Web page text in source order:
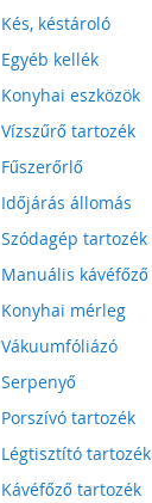
Kés, késtároló
Egyéb kellék
Konyhai eszközök
Vízszűrő tartozék
Fűszerőrlő
Időjárás állomás
Szódagép tartozék
Manuális kávéfőző
Konyhai mérleg
Vákuumfóliázó
Serpenyő
Porszívó tartozék
Légtisztító tartozék
Kávéfőző tartozék